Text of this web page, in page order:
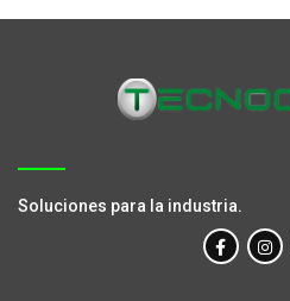
Soluciones para la industria.